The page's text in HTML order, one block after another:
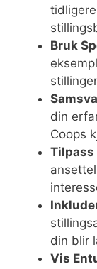
Bruk
din
Coops
Tilpass
din blir
Vis